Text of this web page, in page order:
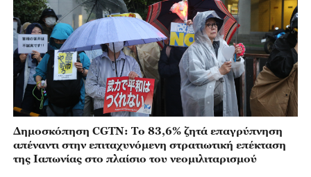
Δημοσκόπηση CGTN: Το 83,6% ζητά επαγρύπνηση
απέναντι στην επιταχυνόμενη στρατιωτική επέκταση
της Ιαπωνίας στο πλαίσιο του νεομιλιταρισμού